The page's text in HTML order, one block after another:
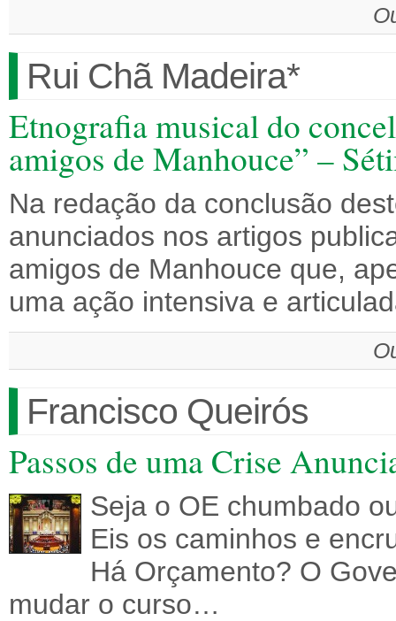
Rui Chã Madeira*
Etnografia musical do
amigos de Manhouce” –
Na redação da conclusão
anunciados nos artigos
amigos de Manhouce que,
uma ação intensiva e
Francisco Queirós
Passos de uma Crise
Seja o OE chumbado
Eis os caminhos e
Há Orçamento? O
mudar o curso…